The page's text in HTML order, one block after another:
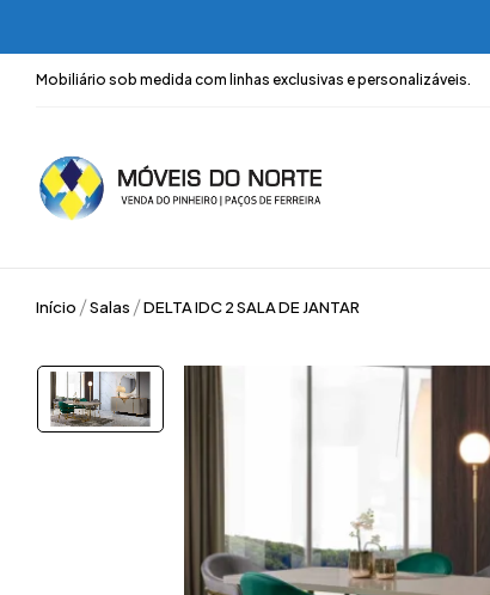
Mobiliário sob medida com linhas exclusivas e personalizáveis.
Início Salas DELTA IDC 2 SALA DE JANTAR